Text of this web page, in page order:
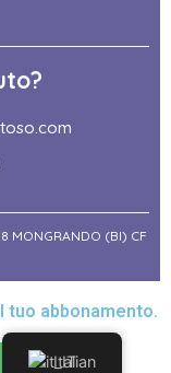
MONGRANDO (BI) CF
Italian
tuo abbonamento.